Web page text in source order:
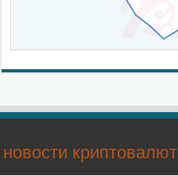
новости криптовалют